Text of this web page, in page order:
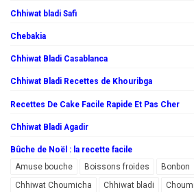
Chhiwat bladi Safi
Chebakia
Chhiwat Bladi Casablanca
Chhiwat Bladi Recettes de Khouribga
Recettes De Cake Facile Rapide Et Pas Cher
Chhiwat Bladi Agadir
Bûche de Noël : la recette facile
Amuse bouche
Boissons froides Bonbon
Chhiwat Choumicha
Chhiwat bladi